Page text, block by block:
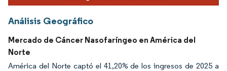
Análisis Geográfico
Mercado de Cáncer Nasofaríngeo en América del
Norte
América del Norte captó el 41,20% de los ingresos de 2025 a